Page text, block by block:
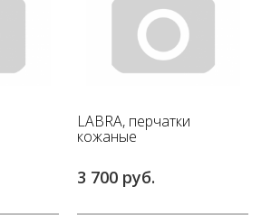
LABRA, перчатки
кожаные
3 700 руб.